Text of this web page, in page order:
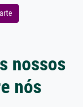
nossos
nós